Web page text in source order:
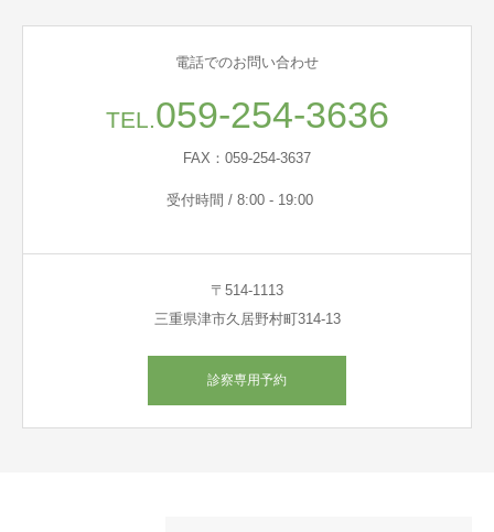
電話でのお問い合わせ
TEL.059-254-3636
FAX：059-254-3637
受付時間 / 8:00 - 19:00
〒514-1113
三重県津市久居野村町314-13
診察専用予約